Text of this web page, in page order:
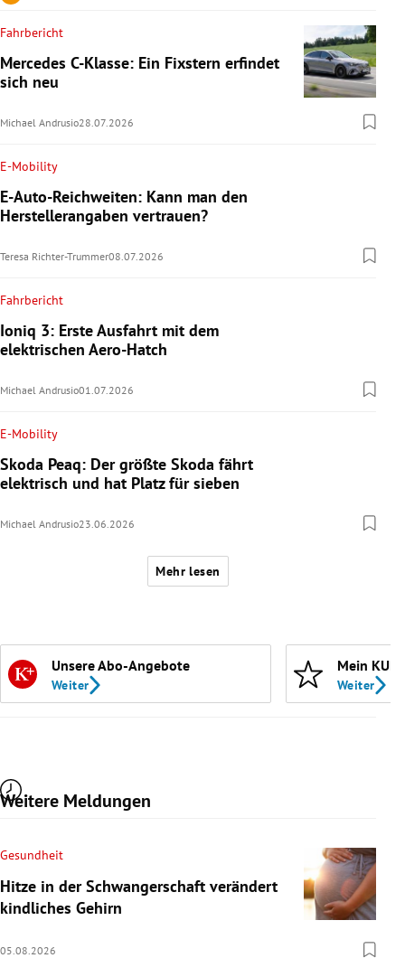
Fahrbericht
Mercedes C-Klasse: Ein Fixstern erfindet
sich neu
Michael Andrusio28.07.2026
E-Mobility
E-Auto-Reichweiten: Kann man den
Herstellerangaben vertrauen?
Teresa Richter-Trummer08.07.2026
Fahrbericht
Ioniq 3: Erste Ausfahrt mit dem
elektrischen Aero-Hatch
Michael Andrusio01.07.2026
E-Mobility
Skoda Peaq: Der größte Skoda fährt
elektrisch und hat Platz für sieben
Michael Andrusio23.06.2026
Mehr lesen
Unsere Abo-Angebote
Weiter
Mein
Weiter
Weitere Meldungen
Gesundheit
Hitze in der Schwangerschaft verändert
kindliches Gehirn
05.08.2026